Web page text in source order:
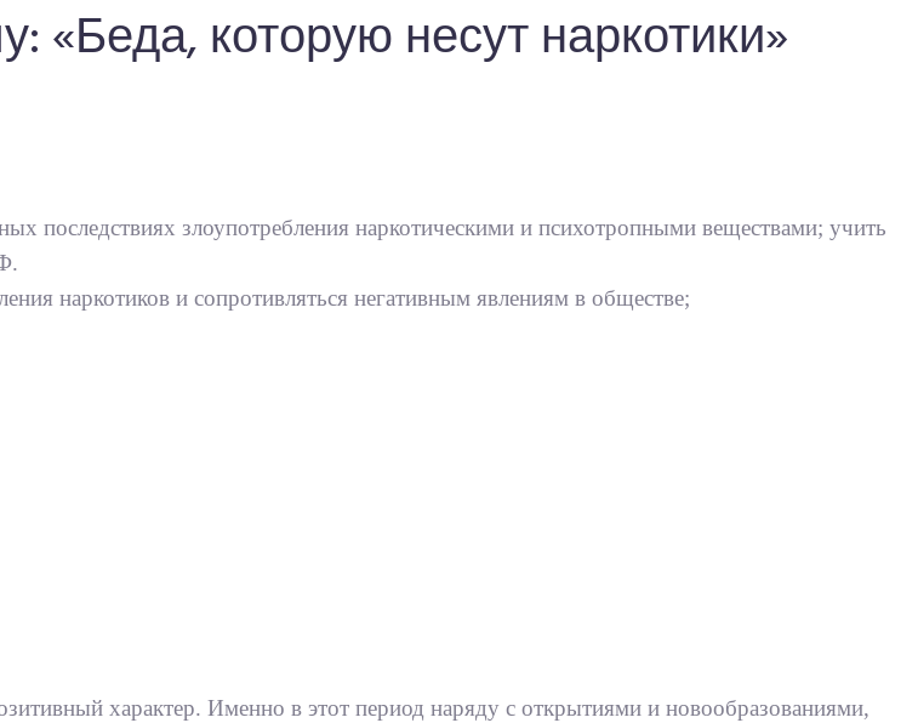
«Беда, которую несут наркотики»
последствиях злоупотребления наркотическими и психотропными веществами; учить
наркотиков и сопротивляться негативным явлениям в обществе;
характер. Именно в этот период наряду с открытиями и новообразованиями,